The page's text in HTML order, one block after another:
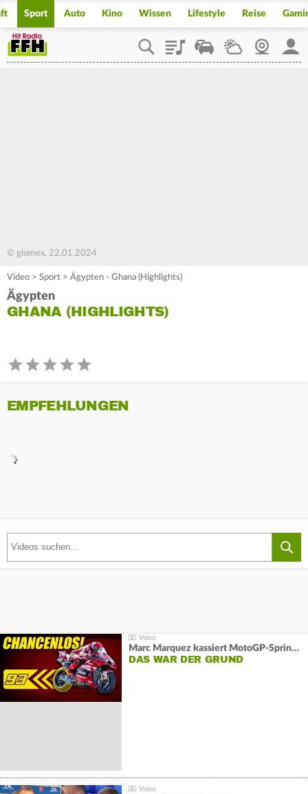
Sport Auto Kino Wissen Lifestyle Reise
PlaylistStaupilotWetterWebcam
© glomex, 22.01.2024
Video > Sport > Ägypten - Ghana (Highlights)
Ägypten
GHANA (HIGHLIGHTS)
EMPFEHLUNGEN
Marc Marquez kassiert MotoGP-Sprint-Schlappe:
DAS WAR DER GRUND